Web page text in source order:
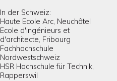
In der Schweiz:
Haute Ecole Arc, Neuchâtel
Ecole d'ingénieurs et
d'architecte, Fribourg
Fachhochschule
Nordwestschweiz
HSR Hochschule für Technik,
Rapperswil